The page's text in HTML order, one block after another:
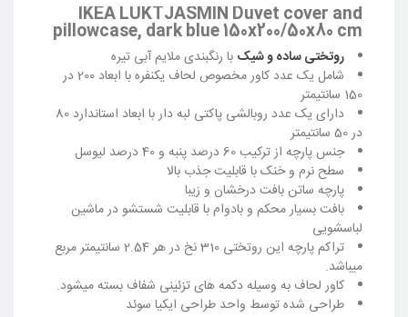
IKEA LUKTJASMIN Duvet cover and
pillowcase, dark blue 150x200/50x80 cm
روتختی ساده و شیک با رنگبندی ملایم آبی تیره
شامل یک عدد کاور مخصوص لحاف یکنفره با ابعاد 200 در
150 سانتیمتر
دارای یک عدد روبالشی پاکتی لبه دار با ابعاد استاندارد 80
در 50 سانتیمتر
جنس پارچه از ترکیب 60 درصد پنبه و 40 درصد لیوسل
سطح نرم و خنک با قابلیت جذب بالا
پارچه ساتن بافت درخشان و زیبا
بافت بسیار محکم و بادوام با قابلیت شستشو در ماشین
لباسشویی
تراکم پارچه این روتختی 310 نخ در هر 2.54 سانتیمتر مربع
میباشد.
کاور لحاف به وسیله دکمه های تزئینی شفاف بسته میشود.
طراحی شده توسط واحد طراحی ایکیا سوئد